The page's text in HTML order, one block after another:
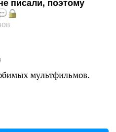
писали, поэтому
мультфильмов.